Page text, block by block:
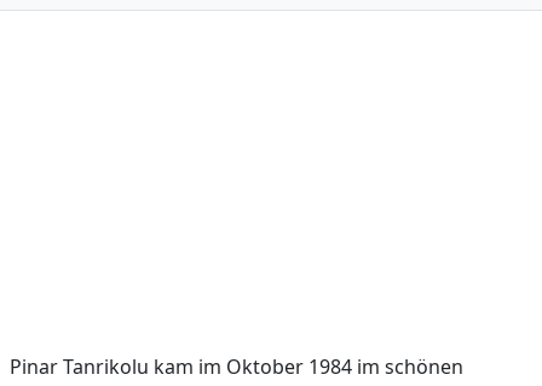
Pinar Tanrikolu kam im Oktober 1984 im schönen